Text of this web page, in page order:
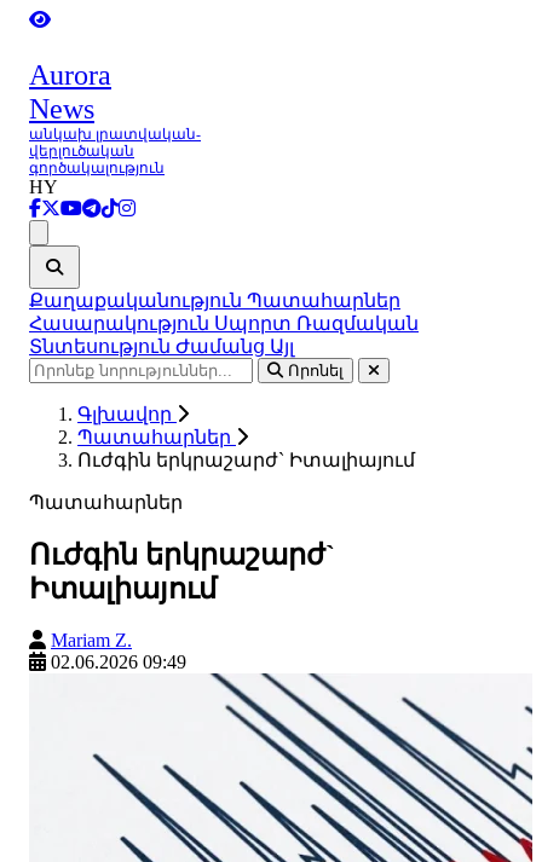
Aurora
News
անկախ լրատվական-
վերլուծական
գործակալություն
HY
Քաղաքականություն Պատահարներ
Հասարակություն Սպորտ Ռազմական
Տնտեսություն Ժամանց Այլ
Որոնել
Գլխավոր
Պատահարներ
Ուժգին երկրաշարժ` Իտալիայում
Պատահարներ
Ուժգին երկրաշարժ`
Իտալիայում
Mariam Z.
02.06.2026 09:49